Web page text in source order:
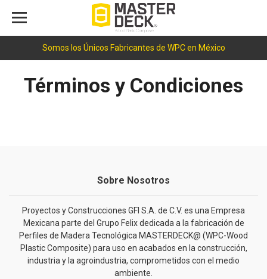
Somos los Únicos Fabricantes de WPC en México
Términos y Condiciones
Sobre Nosotros
Proyectos y Construcciones GFI S.A. de C.V. es una Empresa
Mexicana parte del Grupo Felix dedicada a la fabricación de
Perfiles de Madera Tecnológica MASTERDECK@ (WPC-Wood
Plastic Composite) para uso en acabados en la construcción,
industria y la agroindustria, comprometidos con el medio
ambiente.